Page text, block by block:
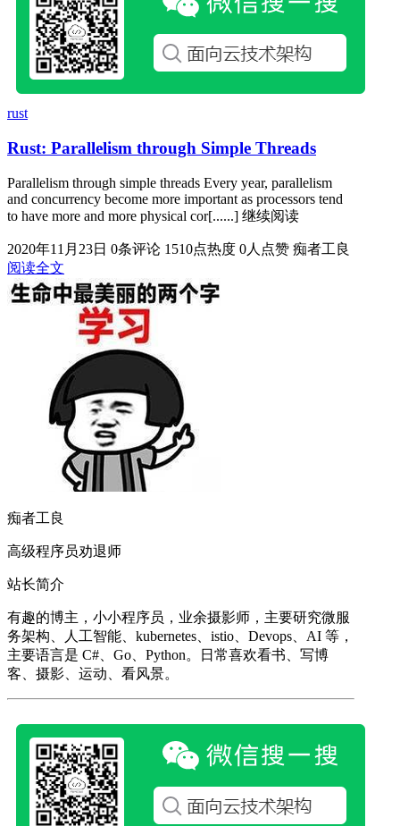
rust
Rust: Parallelism through Simple Threads
Parallelism through simple threads Every year, parallelism
and concurrency become more important as processors tend
to have more and more physical cor[......] 继续阅读
2020年11月23日 0条评论 1510点热度 0人点赞 痴者工良
阅读全文
痴者工良
高级程序员劝退师
站长简介
有趣的博主，小小程序员，业余摄影师，主要研究微服
务架构、人工智能、kubernetes、istio、Devops、AI 等，
主要语言是 C#、Go、Python。日常喜欢看书、写博
客、摄影、运动、看风景。